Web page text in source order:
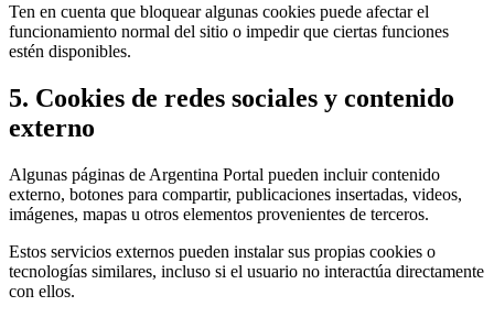
Ten en cuenta que bloquear algunas cookies puede afectar el
funcionamiento normal del sitio o impedir que ciertas funciones
estén disponibles.
5. Cookies de redes sociales y contenido
externo
Algunas páginas de Argentina Portal pueden incluir contenido
externo, botones para compartir, publicaciones insertadas, videos,
imágenes, mapas u otros elementos provenientes de terceros.
Estos servicios externos pueden instalar sus propias cookies o
tecnologías similares, incluso si el usuario no interactúa directamente
con ellos.